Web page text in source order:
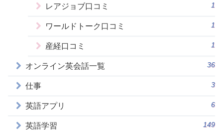
レアジョブ口コミ 1
ワールドトーク口コミ 1
産経口コミ 1
オンライン英会話一覧 36
仕事 3
英語アプリ 6
英語学習 149